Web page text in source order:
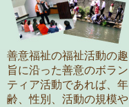
善意福祉の福祉活動の趣
旨に沿った善意のボラン
ティア活動であれば、年
齢、性別、活動の規模や